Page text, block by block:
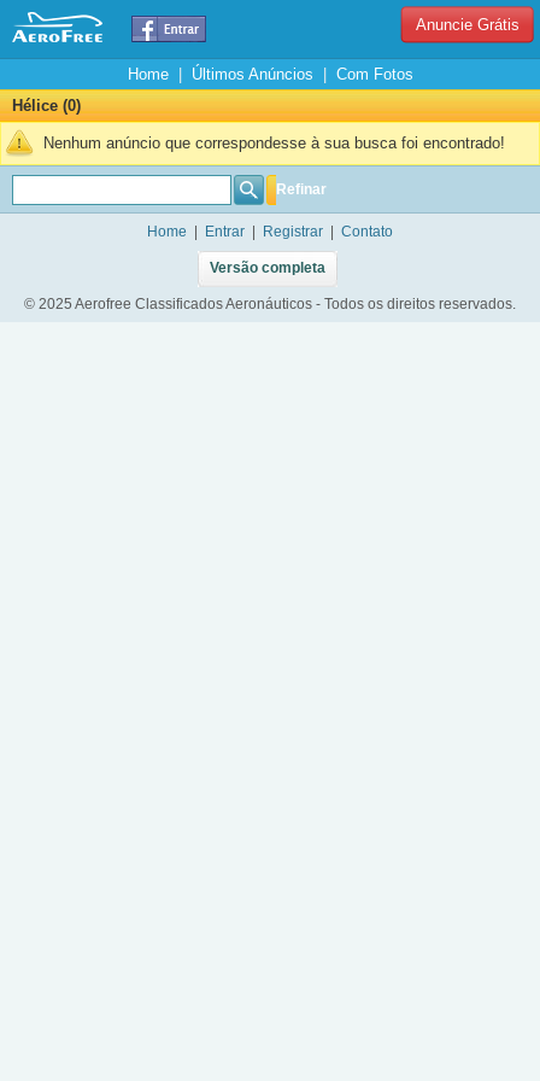
Anuncie Grátis
Home| Últimos Anúncios
Com Fotos
Hélice (0)
Nenhum anúncio que correspondesse à sua busca foi encontrado!
Refinar
Home Entrar Registrar Contato
Versão completa
© 2025 Aerofree Classificados Aeronáuticos - Todos os direitos reservados.